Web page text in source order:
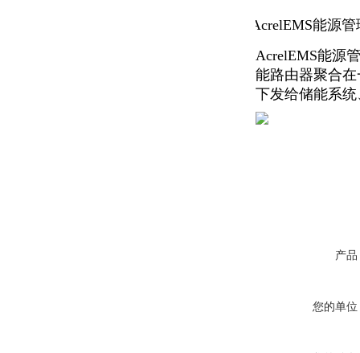
AcrelEMS能源
AcrelEMS能源
能路由器聚合
下发给储能系
产品
您的单位